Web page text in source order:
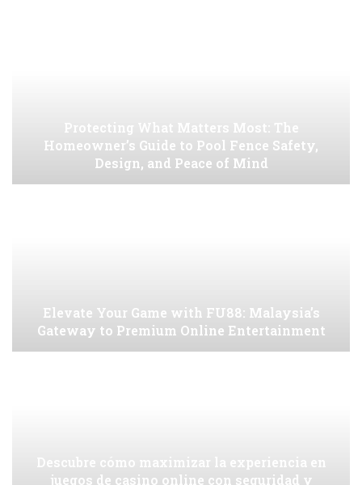
Protecting What Matters Most: The
Homeowner’s Guide to Pool Fence Safety,
Design, and Peace of Mind
Elevate Your Game with FU88: Malaysia’s
Gateway to Premium Online Entertainment
Descubre cómo maximizar la experiencia en
juegos de casino online con seguridad y